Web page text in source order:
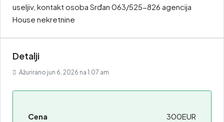
useljiv, kontakt osoba Srđan 063/525-826 agencija
House nekretnine
Detalji
Ažurirano jun 6, 2026 na 1:07 am
Cena 300EUR